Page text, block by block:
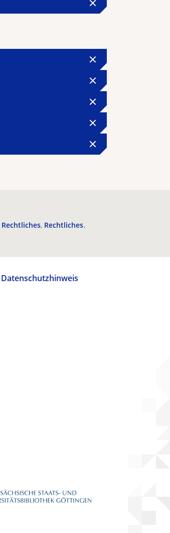
Rechtliches Rechtliches
Datenschutzhinweis